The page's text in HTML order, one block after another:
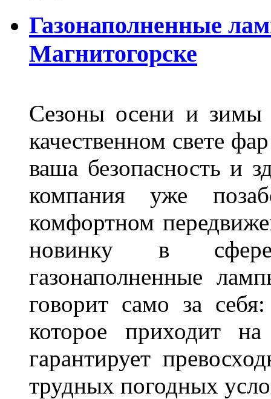
Газонаполненные
Магнитогорске
Сезоны осени и зимы
качественном свете
ваша безопасность и
компания уже
комфортном
новинку в
газонаполненные
говорит само за
которое приходит
гарантирует
трудных погодных